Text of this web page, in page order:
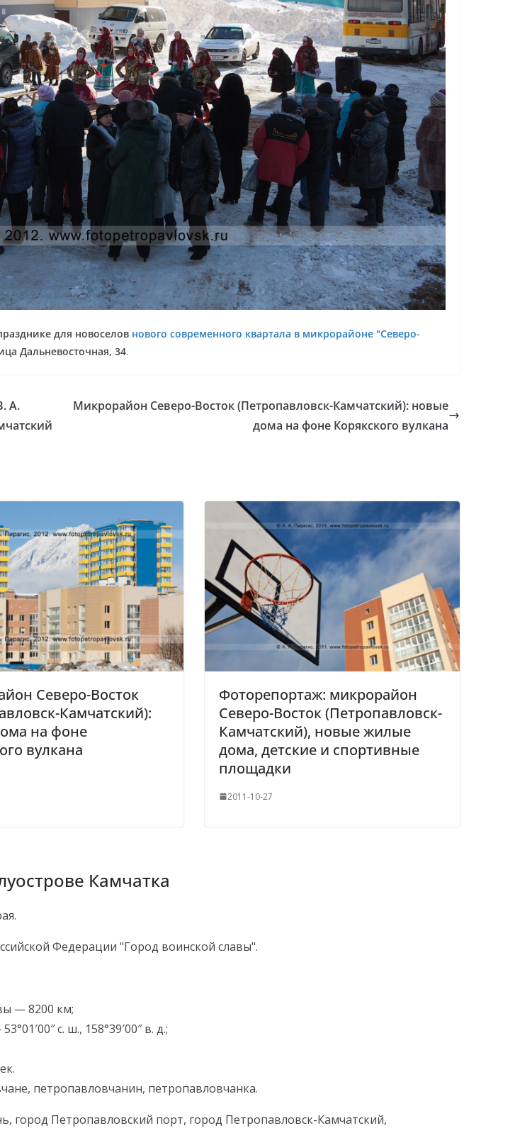
для новоселов нового современного квартала в микрорайоне "Северо-
Дальневосточная, 34.
А.
Микрорайон Северо-Восток (Петропавловск-Камчатский): новые
дома на фоне Корякского вулкана
Северо-Восток
Камчатский):
на фоне
вулкана
Фоторепортаж: микрорайон
Северо-Восток (Петропавловск-
Камчатский), новые жилые
дома, детские и спортивные
площадки
2011-10-27
Камчатка
Федерации "Город воинской славы".
— 8200 км;
с. ш., 158°39′00″ в. д.;
петропавловчанин, петропавловчанка.
город Петропавловский порт, город Петропавловск-Камчатский,